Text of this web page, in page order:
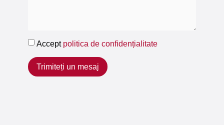
Accept politica de confidențialitate
Trimiteți un mesaj